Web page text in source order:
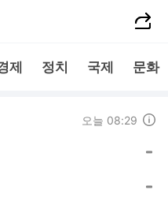
제 정치 국제 문화
오늘 08:29